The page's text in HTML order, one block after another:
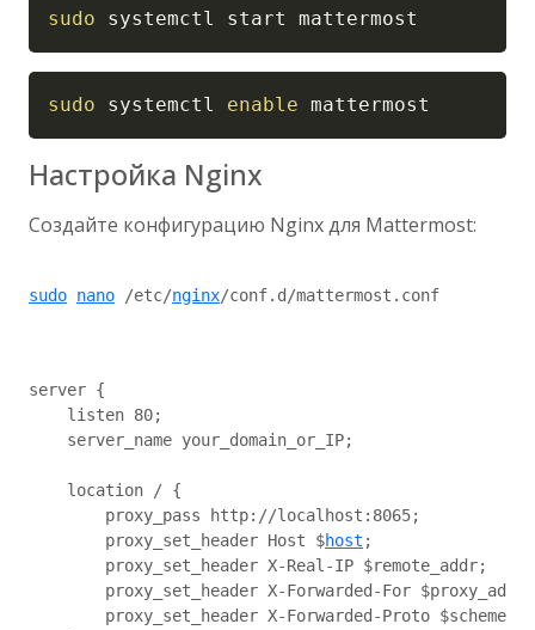
sudo systemctl start mattermost
sudo systemctl enable mattermost
Настройка Nginx
Создайте конфигурацию Nginx для Mattermost:
sudo nano /etc/nginx/conf.d/mattermost.conf
server {
    listen 80;
    server_name your_domain_or_IP;
    location / {
        proxy_pass http://localhost:8065;
        proxy_set_header Host $
host ;
        proxy_set_header X-Real-IP $remote_addr;
proxy_set_header X-Forwarded-For
        proxy_set_header X-Forwarded-Proto $scheme;